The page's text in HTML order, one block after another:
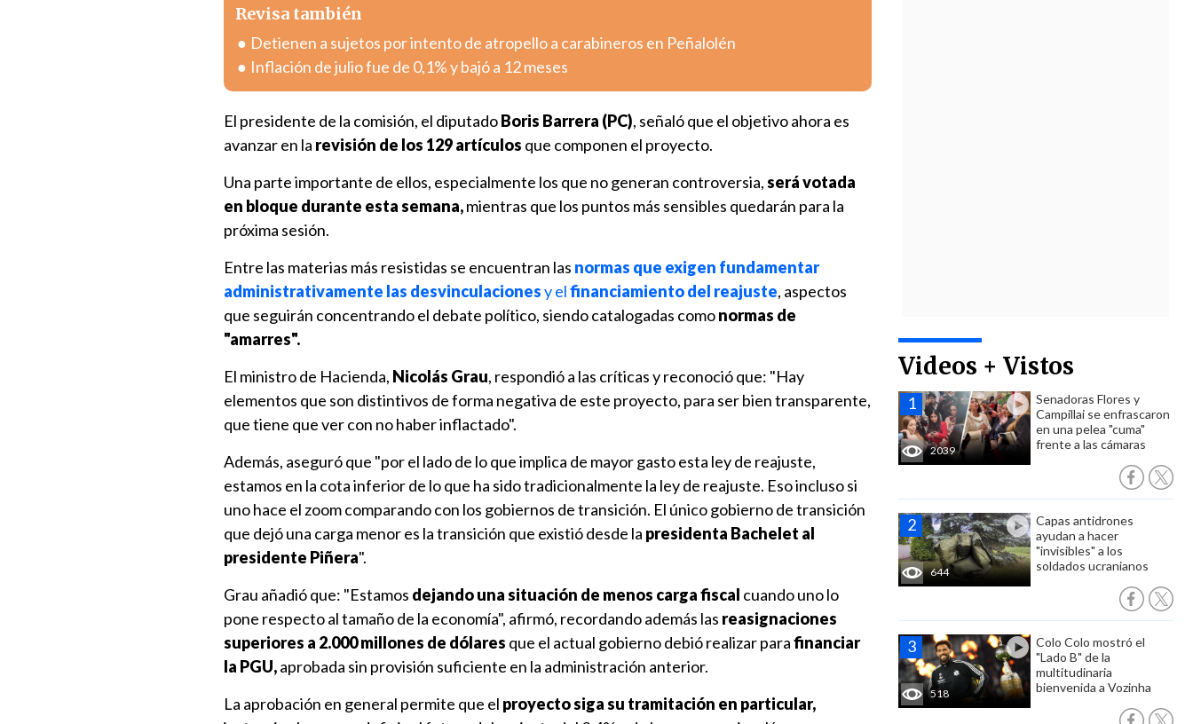
Videos + Vistos
2039
Senadoras Flores y
Campillai se enfrascaron
en una pelea "cuma"
frente a las cámaras
644
Capas antidrones
ayudan a hacer
"invisibles" a los
soldados ucranianos
518
Colo Colo mostró el
"Lado B" de la
multitudinaria
bienvenida a Vozinha
Revisa también
Detienen a sujetos por intento de atropello a carabineros en Peñalolén
Inflación de julio fue de 0,1% y bajó a 12 meses
El presidente de la comisión, el diputadoBoris Barrera (PC), señaló que el objetivo ahora es
avanzar en la revisión de los 129 artículos que componen el proyecto.
Una parte importante de ellos, especialmente los que no generan controversia,será votada
en bloque durante esta semana,mientras que los puntos más sensibles quedarán para la
próxima sesión.
Entre las materias más resistidas se encuentran las normas que exigen fundamentar
administrativamente las desvinculacionesy elfinanciamiento del reajuste, aspectos
que seguirán concentrando el debate político, siendo catalogadas comonormas de
"amarres".
El ministro de Hacienda, Nicolás Grau, respondió a las críticas y reconoció que: "Hay
elementos que son distintivos de forma negativa de este proyecto, para ser bien transparente,
que tiene que ver con no haber inflactado".
Además, aseguró que "por el lado de lo que implica de mayor gasto esta ley de reajuste,
estamos en la cota inferior de lo que ha sido tradicionalmente la ley de reajuste. Eso incluso si
uno hace el zoom comparando con los gobiernos de transición. El único gobierno de transición
que dejó una carga menor es la transición que existió desde la presidenta Bachelet al
presidente Piñera".
Grau añadió que: "Estamos dejando una situación de menos carga fiscal cuando uno lo
pone respecto al tamaño de la economía", afirmó, recordando además las reasignaciones
superiores a 2.000 millones de dólares que el actual gobierno debió realizar parafinanciar
la PGU,aprobada sin provisión suficiente en la administración anterior.
La aprobación en general permite que el proyecto siga su tramitación en particular,